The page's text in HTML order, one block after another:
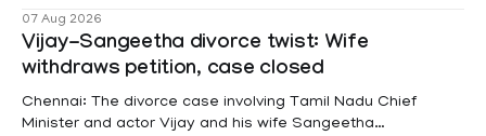
female contractual staff employed in government-funded
projects are eligible for paid medical leave following
hysterectomy surgery under the Kerala Service Rules
(KSR). The court noted that since essential benefits like
maternity
07 Aug 2026
Vijay-Sangeetha divorce twist: Wife
withdraws petition, case closed
Chennai: The divorce case involving Tamil Nadu Chief
Minister and actor Vijay and his wife Sangeetha